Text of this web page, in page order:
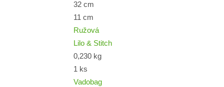
32 cm
11 cm
Ružová
Lilo & Stitch
0,230 kg
1 ks
Vadobag